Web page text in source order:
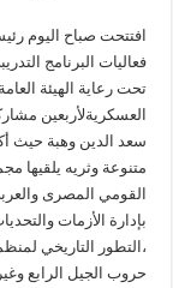
افتتحت صباح اليوم
فعاليات البرنامج
تحت رعاية الهيئة
العسكريةلأربعين
سعد الدين وهبة حيث
متنوعة وثريه يلقيها
القومي المصرى
بإدارة الأزمات
،التطور التاريخي
حروب الجيل الرابع